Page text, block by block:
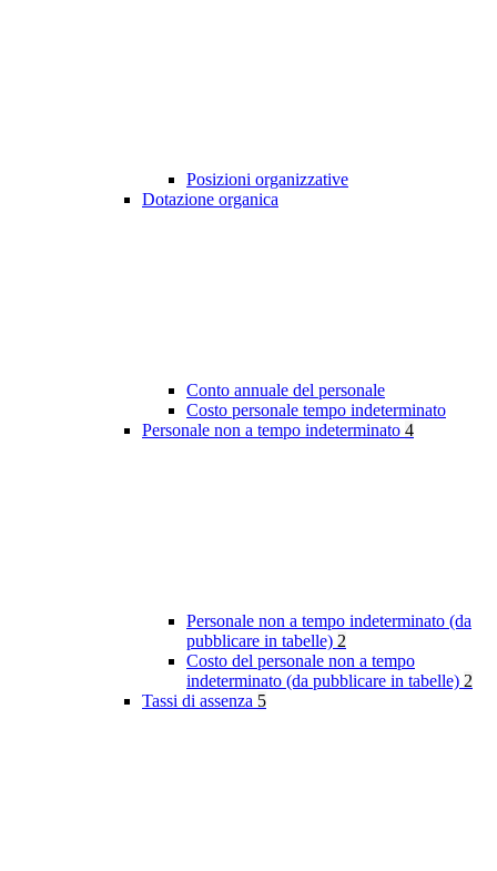
Posizioni organizzative
Dotazione organica
Conto annuale del personale
Costo personale tempo indeterminato
Personale non a tempo indeterminato 4
Personale non a tempo indeterminato (da
pubblicare in tabelle) 2
Costo del personale non a tempo
indeterminato (da pubblicare in tabelle) 2
Tassi di assenza 5